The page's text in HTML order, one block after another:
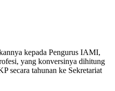
kepada Pengurus IAMI,
yang konversinya dihitung
secara tahunan ke Sekretariat